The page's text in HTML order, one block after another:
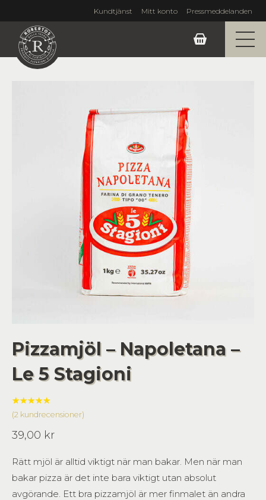
Kundtjänst Mitt konto Pressmeddelanden
Pizzamjöl – Napoletana –
Le 5 Stagioni
Betygsatt
5.00
baserat
på
2
(2 kundrecensioner)
39,00 kr
Rätt mjöl är alltid viktigt när man bakar. Men när man
bakar pizza är det inte bara viktigt utan absolut
avgörande. Ett bra pizzamjöl är mer finmalet än andra